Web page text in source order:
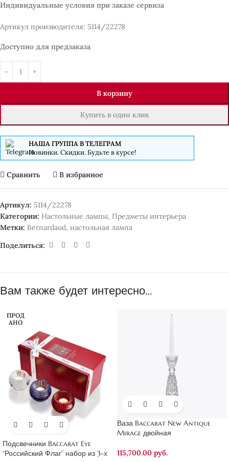
Индивидуальные условия при заказе сервиза
Артикул производителя: 5114/22278
Доступно для предзаказа
В корзину
Купить в один клик
НАША ГРУППА В ТЕЛЕГРАМ
Новинки. Скидки. Будьте в курсе!
Сравнить В избранное
Артикул: 5114/22278
Категории: Настольные лампы, Предметы интерьера
Метки: Bernardaud, настольная лампа
Поделиться:
Вам также будет интересно…
ПРОД
АНО
Подсвечники Baccarat Eye
“Российский Флаг” набор из 3-х
Ваза Baccarat New Antique
Mirage двойная
115,700.00 руб.